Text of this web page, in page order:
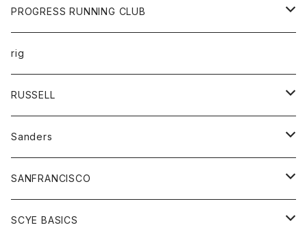
ニット
ベスト
パンツ
カットソー
コート
エプロン
キッズ
オーバーオール
ボトム
ペインターパンツ
PROGRESS RUNNING CLUB
トップス
Tシャツ
グッズ
帽子
rig
RUSSELL
アウター
コート
パーカー
スカート
Tシャツ
Sanders
グッズ
靴
SANFRANCISCO
アウター
SCYE BASICS